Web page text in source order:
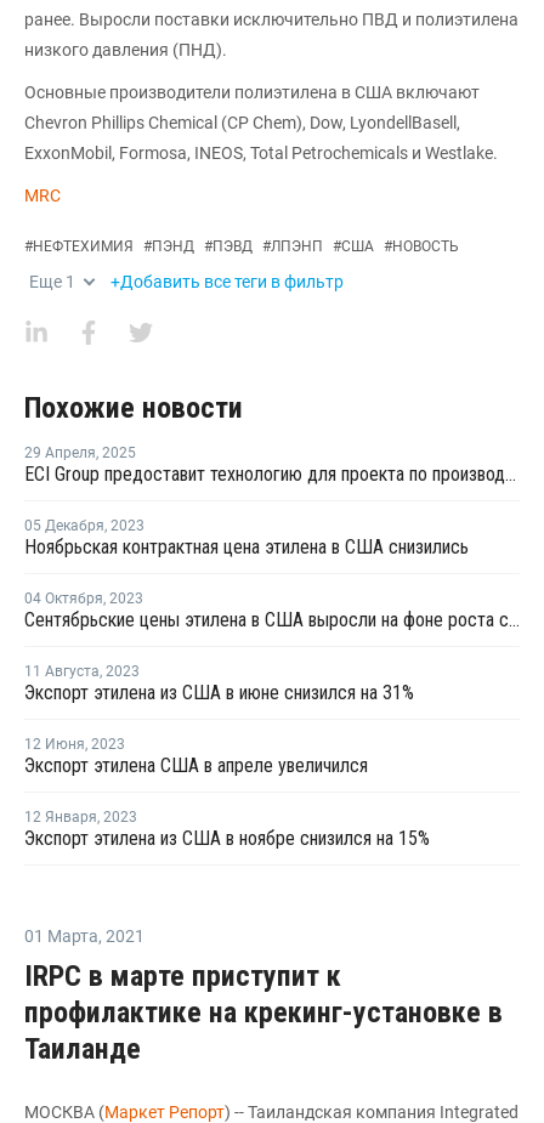
ранее. Выросли поставки исключительно ПВД и полиэтилена
низкого давления (ПНД).
Основные производители полиэтилена в США включают
Chevron Phillips Chemical (CP Chem), Dow, LyondellBasell,
ExxonMobil, Formosa, INEOS, Total Petrochemicals и Westlake.
MRC
#НЕФТЕХИМИЯ #ПЭНД #ПЭВД #ЛПЭНП #США #НОВОСТЬ
Еще 1 +Добавить все теги в фильтр
Похожие новости
29 Апреля, 2025
ECI Group предоставит технологию для проекта по производству сополимеров в Китае
05 Декабря, 2023
Ноябрьская контрактная цена этилена в США снизились
04 Октября, 2023
Сентябрьские цены этилена в США выросли на фоне роста спотовых цен и производственных затрат
11 Августа, 2023
Экспорт этилена из США в июне снизился на 31%
12 Июня, 2023
Экспорт этилена США в апреле увеличился
12 Января, 2023
Экспорт этилена из США в ноябре снизился на 15%
01 Марта, 2021
IRPC в марте приступит к
профилактике на крекинг-установке в
Таиланде
МОСКВА (Маркет Репорт) -- Таиландская компания Integrated